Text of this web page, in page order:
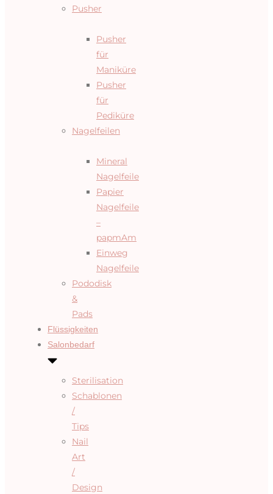
Pusher
Pusher
für
Maniküre
Pusher
für
Pediküre
Nagelfeilen
Mineral
Nagelfeile
Papier
Nagelfeile
–
papmAm
Einweg
Nagelfeile
Pododisk
&
Pads
Flüssigkeiten
Salonbedarf
Sterilisation
Schablonen
/
Tips
Nail
Art
/
Design